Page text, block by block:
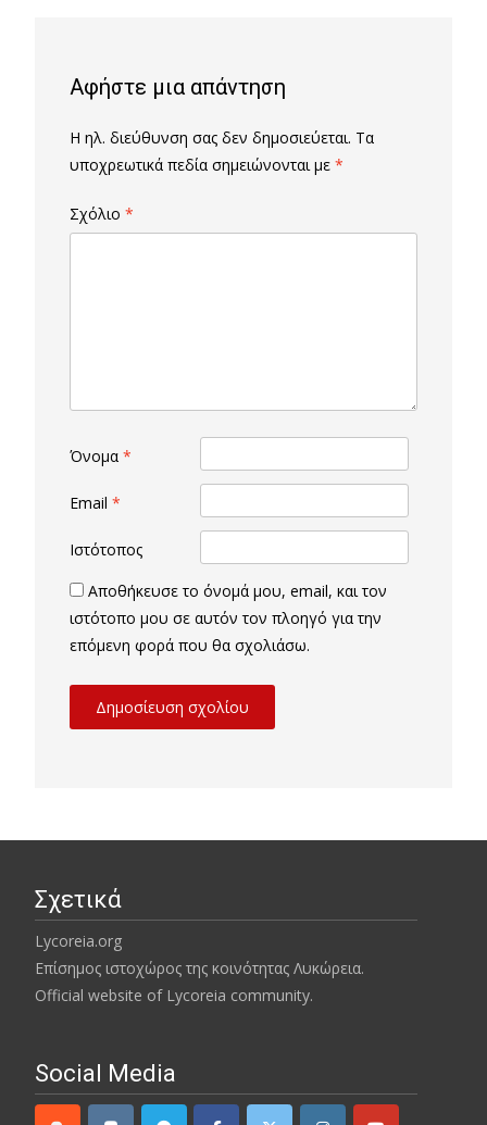
Αφήστε μια απάντηση
Η ηλ. διεύθυνση σας δεν δημοσιεύεται. Τα
υποχρεωτικά πεδία σημειώνονται με *
Σχόλιο *
Όνομα *
Email *
Ιστότοπος
Αποθήκευσε το όνομά μου, email, και τον
ιστότοπο μου σε αυτόν τον πλοηγό για την
επόμενη φορά που θα σχολιάσω.
Σχετικά
Lycoreia.org
Επίσημος ιστοχώρος της κοινότητας Λυκώρεια.
Official website of Lycoreia community.
Social Media